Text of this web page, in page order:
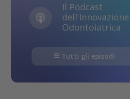
Il Podcast
dell'Innovazione
Odontoiatrica
Tutti gli episodi